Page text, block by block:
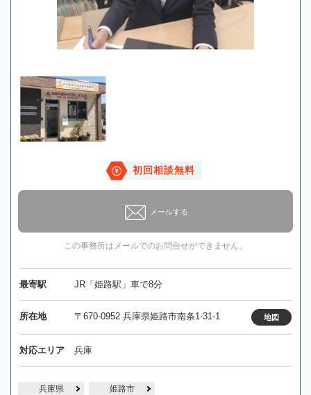
初回相談無料
メールする
この事務所はメールでのお問合せができません。
最寄駅 JR「姫路駅」車で8分
所在地 〒670-0952 兵庫県姫路市南条1-31-1 地図
対応エリア 兵庫
兵庫県 姫路市